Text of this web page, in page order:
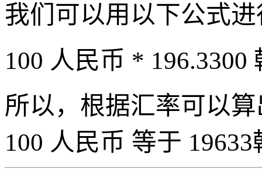
我们可以用以下公式
100 人民币 * 196.3300
所以，根据汇率可以
100 人民币 等于